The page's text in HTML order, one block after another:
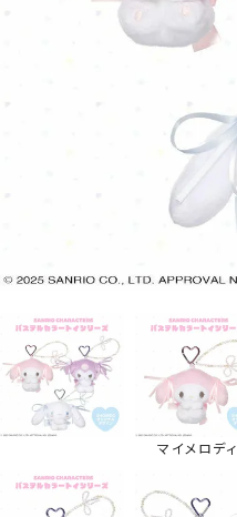
マイメロディ